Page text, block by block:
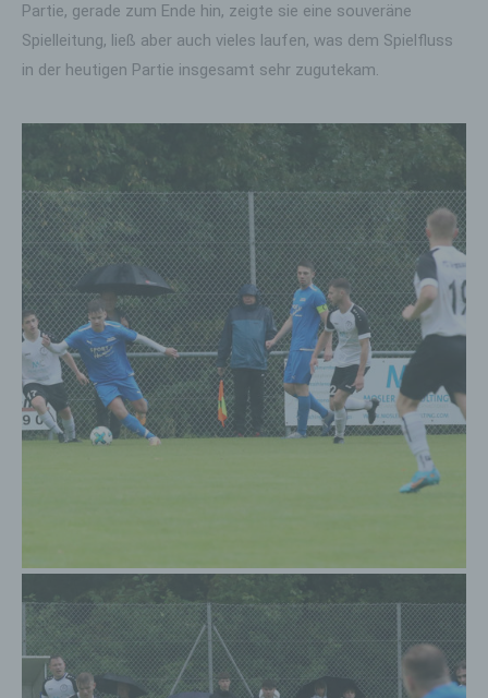
Partie, gerade zum Ende hin, zeigte sie eine souveräne
Spielleitung, ließ aber auch vieles laufen, was dem Spielfluss
in der heutigen Partie insgesamt sehr zugutekam.